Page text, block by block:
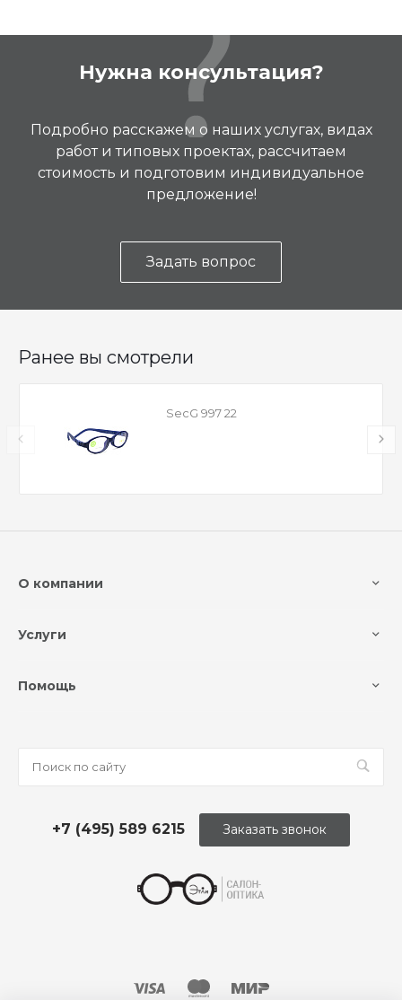
Нужна консультация?
Подробно расскажем о наших услугах, видах
работ и типовых проектах, рассчитаем
стоимость и подготовим индивидуальное
предложение!
Задать вопрос
Ранее вы смотрели
SecG 997 22
О компании
Услуги
Помощь
+7 (495) 589 6215 Заказать звонок